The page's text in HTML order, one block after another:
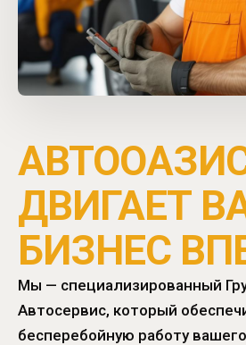
ДВИГАЕТ
БИЗНЕС
Мы — специализированный
Автосервис, который
бесперебойную работу